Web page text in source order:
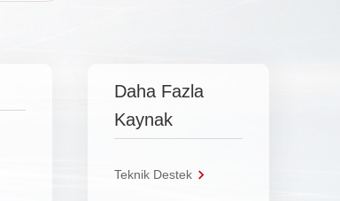
Daha Fazla
Kaynak
Teknik Destek